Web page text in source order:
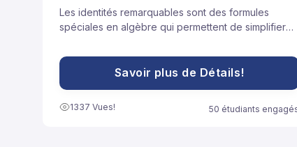
Les identités remarquables sont des formules
spéciales en algèbre qui permettent de simplifier
souvent utilisées pour développer des expressions
ou résoudre des équations plus facilement.
Savoir plus de Détails!
1337 Vues! 50 étudiants